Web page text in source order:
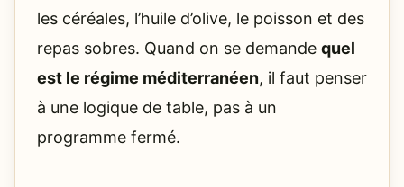
les céréales, l’huile d’olive, le poisson et des
repas sobres. Quand on se demande quel
est le régime méditerranéen, il faut penser
à une logique de table, pas à un
programme fermé.